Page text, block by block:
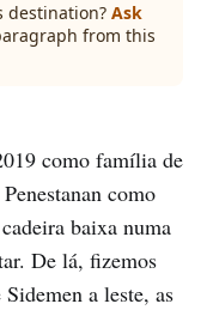
destination? Ask
from this
como família de
como
baixa numa
De lá, fizemos
a leste, as